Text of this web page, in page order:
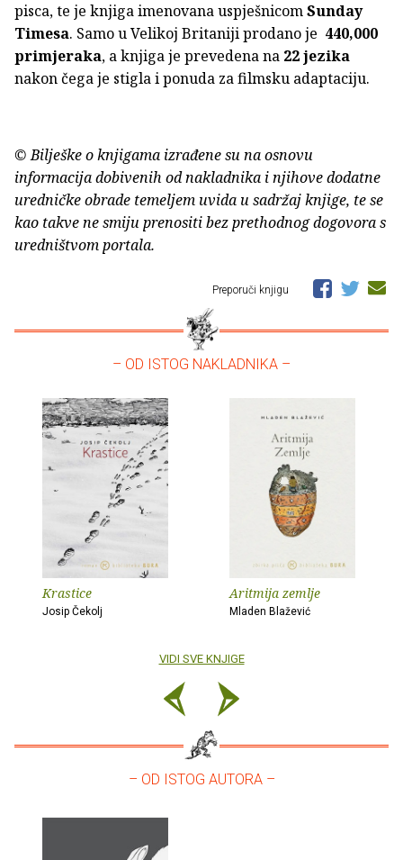
pisca, te je knjiga imenovana uspješnicomSunday
Timesa. Samo u Velikoj Britaniji prodano je 440,000
primjeraka, a knjiga je prevedena na 22 jezika
nakon čega je stigla i ponuda za filmsku adaptaciju.
© Bilješke o knjigama izrađene su na osnovu
informacija dobivenih od nakladnika i njihove dodatne
uredničke obrade temeljem uvida u sadržaj knjige, te se
kao takve ne smiju prenositi bez prethodnog dogovora s
uredništvom portala.
Preporuči knjigu
– OD ISTOG NAKLADNIKA –
Krastice
Josip Čekolj
Aritmija zemlje
Mladen Blažević
VIDI SVE KNJIGE
– OD ISTOG AUTORA –